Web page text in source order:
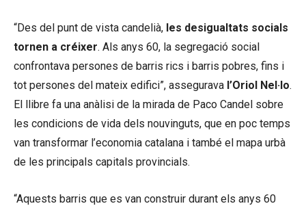
“Des del punt de vista candelià, les desigualtats socials
tornen a créixer. Als anys 60, la segregació social
confrontava persones de barris rics i barris pobres, fins i
tot persones del mateix edifici”, assegurava l’Oriol Nel·lo.
El llibre fa una anàlisi de la mirada de Paco Candel sobre
les condicions de vida dels nouvinguts, que en poc temps
van transformar l’economia catalana i també el mapa urbà
de les principals capitals provincials.
“Aquests barris que es van construir durant els anys 60